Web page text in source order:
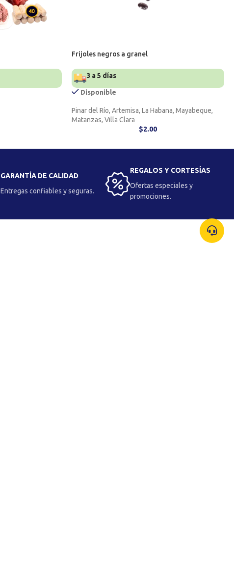
Frijoles negros a granel
3 a 5 días
Disponible
Pinar del Río, Artemisa, La Habana, Mayabeque,
Matanzas, Villa Clara
$2.00
GARANTÍA DE CALIDAD
Entregas confiables y seguras.
REGALOS Y CORTESÍAS
Ofertas especiales y
promociones.